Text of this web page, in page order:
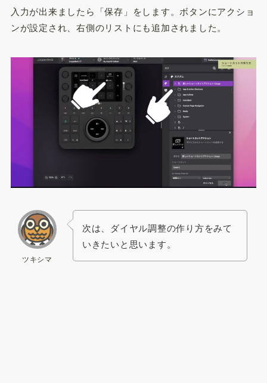
入力が出来ましたら「保存」をします。ボタンにアクショ
ンが設定され、右側のリストにも追加されました。
ツキシマ
次は、ダイヤル調整の作り方をみて
いきたいと思います。